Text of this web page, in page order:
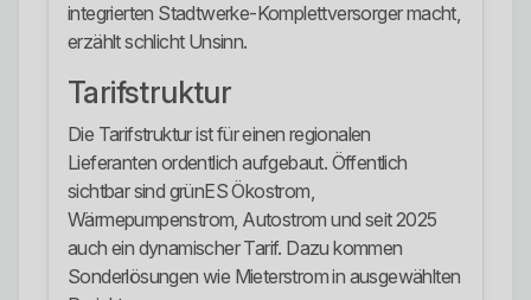
integrierten Stadtwerke-Komplettversorger macht,
erzählt schlicht Unsinn.
Tarifstruktur
Die Tarifstruktur ist für einen regionalen
Lieferanten ordentlich aufgebaut. Öffentlich
sichtbar sind grünES Ökostrom,
Wärmepumpenstrom, Autostrom und seit 2025
auch ein dynamischer Tarif. Dazu kommen
Sonderlösungen wie Mieterstrom in ausgewählten